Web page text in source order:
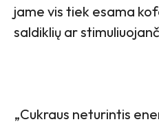
jame vis tiek esama
saldiklių ar
„Cukraus neturintis